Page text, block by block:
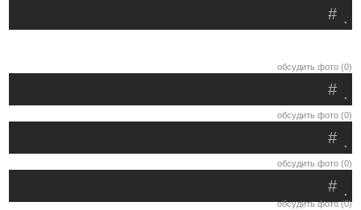
.
#
обсудить фото (0)
.
#
обсудить фото (0)
.
#
обсудить фото (0)
.
#
обсудить фото (0)